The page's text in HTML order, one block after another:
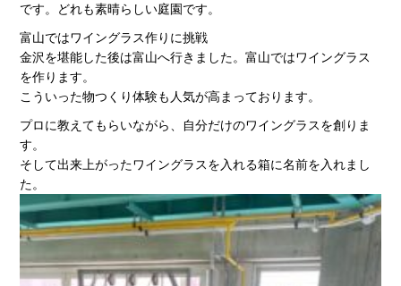
です。どれも素晴らしい庭園です。
富山ではワイングラス作りに挑戦
金沢を堪能した後は富山へ行きました。富山ではワイングラス
を作ります。
こういった物つくり体験も人気が高まっております。
プロに教えてもらいながら、自分だけのワイングラスを創りま
す。
そして出来上がったワイングラスを入れる箱に名前を入れまし
た。